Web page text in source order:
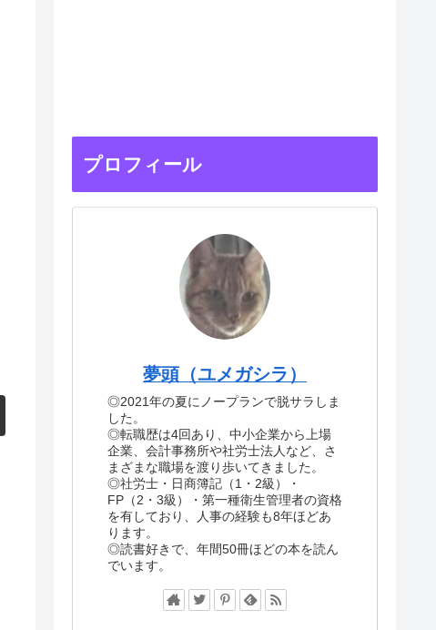
プロフィール
夢頭（ユメガシラ）
◎2021年の夏にノープランで脱サラしま
した。
◎転職歴は4回あり、中小企業から上場
企業、会計事務所や社労士法人など、さ
まざまな職場を渡り歩いてきました。
◎社労士・日商簿記（1・2級）・
FP（2・3級）・第一種衛生管理者の資格
を有しており、人事の経験も8年ほどあ
ります。
◎読書好きで、年間50冊ほどの本を読ん
でいます。